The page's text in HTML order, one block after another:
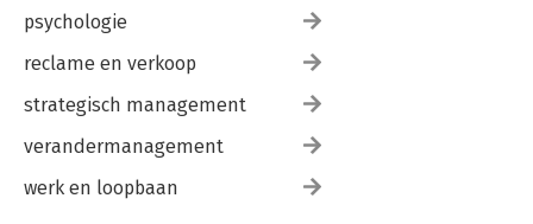
psychologie
reclame en verkoop
strategisch management
verandermanagement
werk en loopbaan